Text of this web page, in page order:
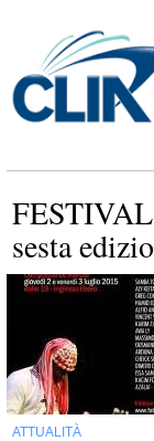
sesta
ATTUALITÀ